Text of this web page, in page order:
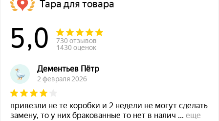
Тара для товара
5,0
730 отзывов
1430 оценок
Дементьев Пётр
2 февраля 2026
привезли не те коробки и 2 недели не могут сделать
замену, то у них бракованные то нет в налич ... еще